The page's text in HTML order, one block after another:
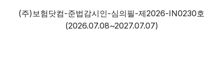
(주)보험닷컴-준법감시인-심의필-제2026-IN0230호
(2026.07.08~2027.07.07)